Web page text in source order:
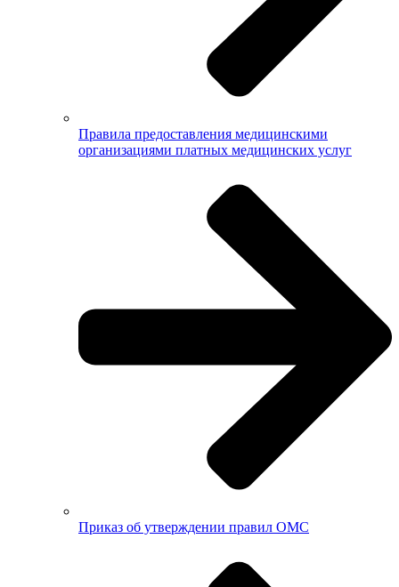
Правила предоставления медицинскими
организациями платных медицинских услуг
Приказ об утверждении правил ОМС